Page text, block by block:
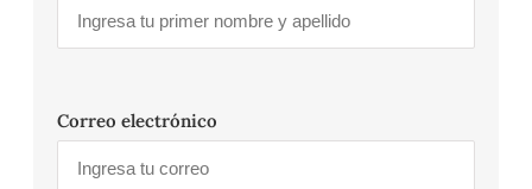
Correo electrónico